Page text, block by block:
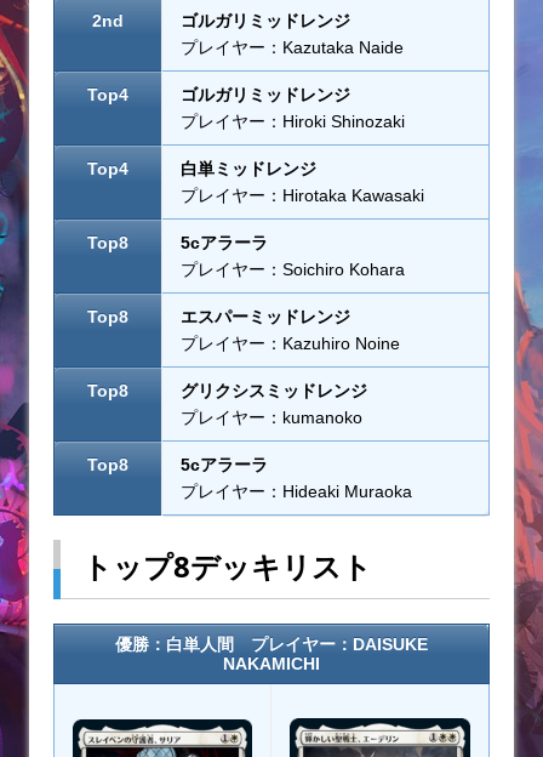
2nd
ゴルガリミッドレンジ
プレイヤー：Kazutaka Naide
Top4
ゴルガリミッドレンジ
プレイヤー：Hiroki Shinozaki
Top4
白単ミッドレンジ
プレイヤー：Hirotaka Kawasaki
Top8
5cアラーラ
プレイヤー：Soichiro Kohara
Top8
エスパーミッドレンジ
プレイヤー：Kazuhiro Noine
Top8
グリクシスミッドレンジ
プレイヤー：kumanoko
Top8
5cアラーラ
プレイヤー：Hideaki Muraoka
トップ8デッキリスト
優勝：白単人間 プレイヤー：DAISUKE
NAKAMICHI